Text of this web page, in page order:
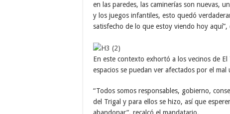
en las paredes, las caminerías son nuevas,
y los juegos infantiles, esto quedó
satisfecho de lo que estoy viendo hoy aquí”,
En este contexto exhortó a los vecinos de
espacios se puedan ver afectados por el
“Todos somos responsables, gobierno,
del Trigal y para ellos se hizo, así que
abandonar”, recalcó el mandatario.